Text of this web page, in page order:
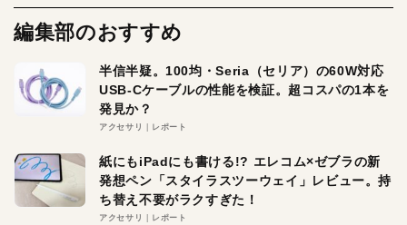
編集部のおすすめ
半信半疑。100均・Seria（セリア）の60W対応
USB-Cケーブルの性能を検証。超コスパの1本を
発見か？
アクセサリ レポート
紙にもiPadにも書ける!? エレコム×ゼブラの新
発想ペン「スタイラスツーウェイ」レビュー。持
ち替え不要がラクすぎた！
アクセサリ レポート